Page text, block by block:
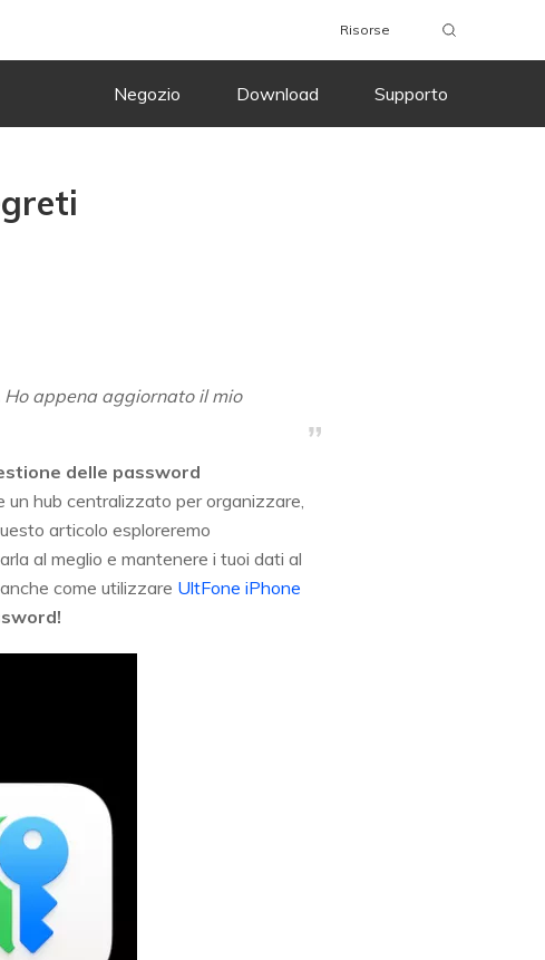
Risorse
Negozio Download Supporto
Ho appena aggiornato il mio
delle password
hub centralizzato per organizzare,
articolo esploreremo
al meglio e mantenere i tuoi dati al
come utilizzare UltFone iPhone